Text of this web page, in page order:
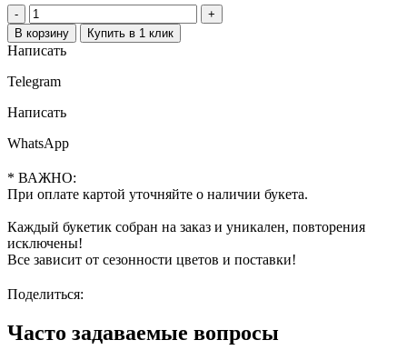
Количество
товара
Корзина
с
нежной
хризантемой
и
В корзину Купить в 1 клик
Написать
Telegram
Написать
WhatsApp
* ВАЖНО:
При оплате картой уточняйте о наличии букета.
Каждый букетик собран на заказ и уникален, повторения
исключены!
Все зависит от сезонности цветов и поставки!
Поделиться:
Часто задаваемые вопросы